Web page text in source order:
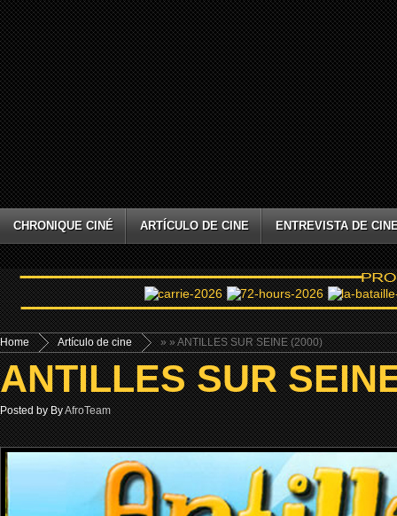
CHRONIQUE CINÉ ARTÍCULO DE CINE ENTREVISTA DE
Home »
Artículo de cine » ANTILLES SUR SEINE (2000)
ANTILLES SUR
Posted by ByAfroTeam